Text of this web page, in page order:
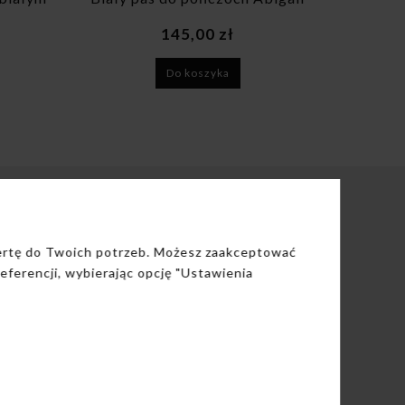
Do koszyka
Kontakt
do Twoich potrzeb. Możesz zaakceptować
wybierając opcję "Ustawienia